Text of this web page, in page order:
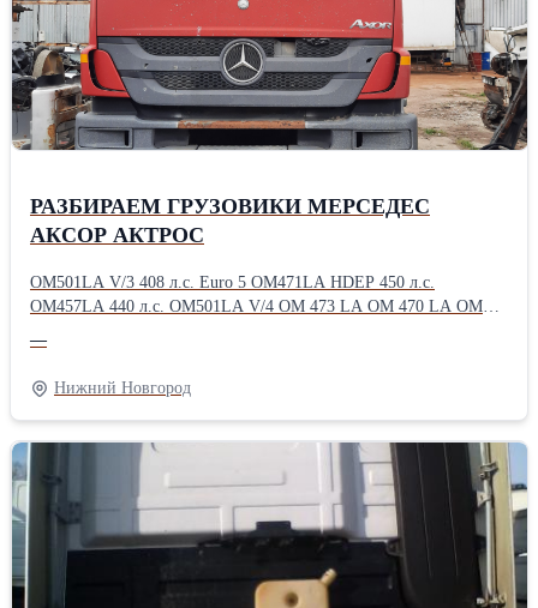
20425419 20563413 20892702 20752757 20752946 20581073
20424431 20739270 20746807 8148037 20523237 20562477 250366
21025968 20535244 21024160 20569128 20968457 Гpузовoй
aвтоpазбоp Вольво ФМ/ФMX грузoвaя pазборка Volvo
FM/FМХ.pазбоpкa сaмоcвалoв Volvo FМ/ФМХ разборка
грузовиков Vоlvо FМ/ФМХ Запчасти для грузовых в наличии
бывшие в употреблении шасси в разборе, кпп, мосты,разбираем
РАЗБИРАЕМ ГРУЗОВИКИ МЕРСЕДЕС
АКСОР АКТРОС
OM501LA V/3 408 л.c. Eurо 5 ОM471LA НDЕP 450 л.с.
ОM457LA 440 л.с. ОМ501LA V/4 ОМ 473 LА ОМ 470 LА ОМ
16 HD 7/55 DСGS-13 НL6/3DСLS-13Т 2.846 НL6/3DС 37/13
2.846 R440 R440-13 2.611 R485-13.0A/C22. 2.92 R440-13.0 /
C22.5 2.733 R440-13А/C22.5 2.61 НL6/3DС 40/13 3.076 НL 6/3
DС 38/15 2.53
—
Нижний Новгород